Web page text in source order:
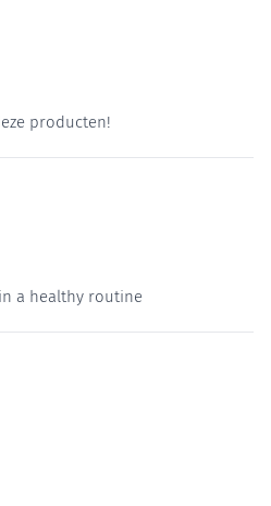
producten!
a healthy routine